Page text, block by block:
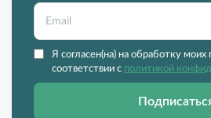
Я согласен(на) на обработку
соответствии с политикой